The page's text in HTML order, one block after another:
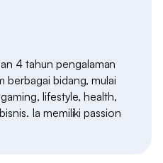
4 tahun pengalaman
berbagai bidang, mulai
lifestyle, health,
Ia memiliki passion